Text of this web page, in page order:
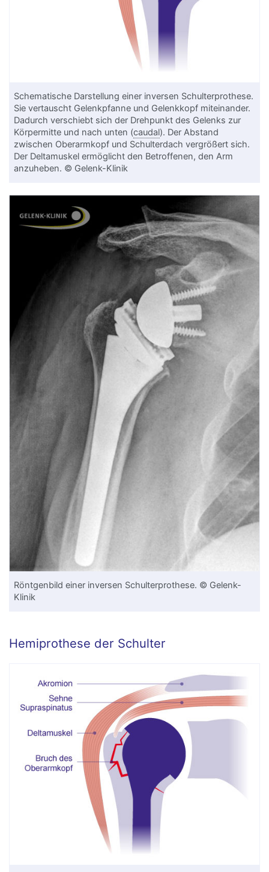
Schematische Darstellung einer inversen Schulterprothese.
Sie vertauscht Gelenkpfanne und Gelenkkopf miteinander.
Dadurch verschiebt sich der Drehpunkt des Gelenks zur
Körpermitte und nach unten (caudal). Der Abstand
zwischen Oberarmkopf und Schulterdach vergrößert sich.
Der Deltamuskel ermöglicht den Betroffenen, den Arm
anzuheben. © Gelenk-Klinik
Röntgenbild einer inversen Schulterprothese. © Gelenk-
Klinik
Hemiprothese der Schulter